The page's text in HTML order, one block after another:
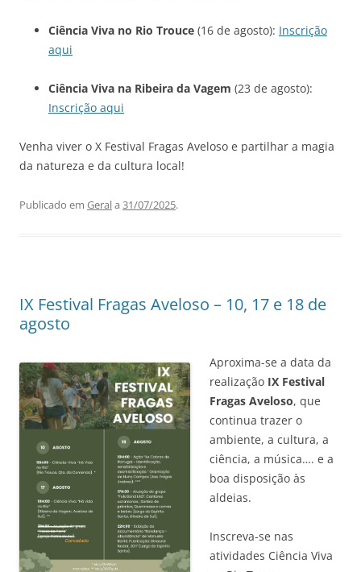
Ciência Viva no Rio Trouce (16 de agosto): Inscrição
aqui
Ciência Viva na Ribeira da Vagem (23 de agosto):
Inscrição aqui
Venha viver o X Festival Fragas Aveloso e partilhar a magia
da natureza e da cultura local!
Publicado em Gerala 31/07/2025.
IX Festival Fragas Aveloso – 10, 17 e 18 de
agosto
Aproxima-se a data da
realização IX Festival
Fragas Aveloso, que
continua trazer o
ambiente, a cultura, a
ciência, a música…. e a
boa disposição às
aldeias.
Inscreva-se nas
atividades Ciência Viva